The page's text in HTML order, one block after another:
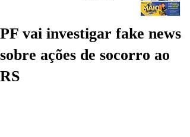
PF vai investigar fake news
sobre ações de socorro ao
RS